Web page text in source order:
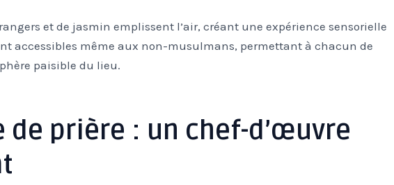
et de jasmin emplissent l’air, créant une expérience sensorielle
accessibles même aux non-musulmans, permettant à chacun de
paisible du lieu.
prière : un chef-d’œuvre